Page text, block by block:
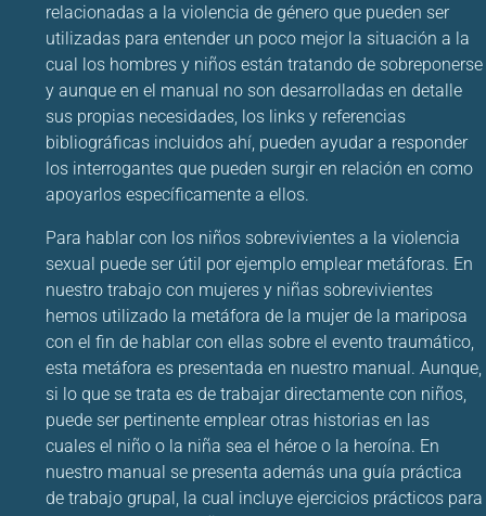
relacionadas a la violencia de género que pueden ser
utilizadas para entender un poco mejor la situación a la
cual los hombres y niños están tratando de sobreponerse
y aunque en el manual no son desarrolladas en detalle
sus propias necesidades, los links y referencias
bibliográficas incluidos ahí, pueden ayudar a responder
los interrogantes que pueden surgir en relación en como
apoyarlos específicamente a ellos.
Para hablar con los niños sobrevivientes a la violencia
sexual puede ser útil por ejemplo emplear metáforas. En
nuestro trabajo con mujeres y niñas sobrevivientes
hemos utilizado la metáfora de la mujer de la mariposa
con el fin de hablar con ellas sobre el evento traumático,
esta metáfora es presentada en nuestro manual. Aunque,
si lo que se trata es de trabajar directamente con niños,
puede ser pertinente emplear otras historias en las
cuales el niño o la niña sea el héroe o la heroína. En
nuestro manual se presenta además una guía práctica
de trabajo grupal, la cual incluye ejercicios prácticos para